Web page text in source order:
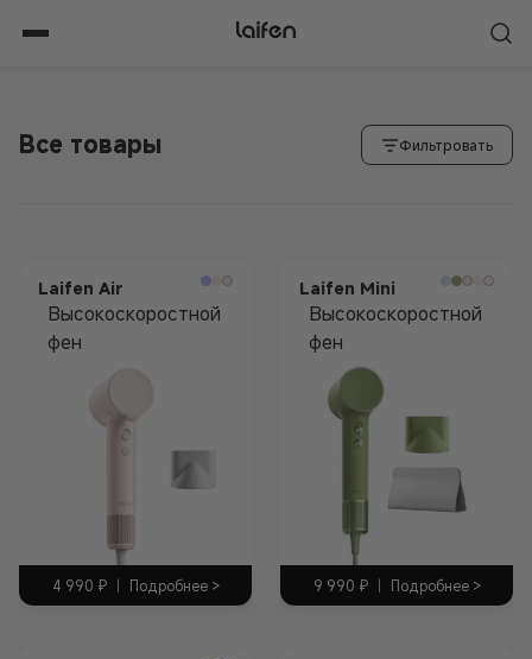
Все товары Фильтровать
Laifen Air
Высокоскоростной
фен
4 990 ₽ | Подробнее >
Laifen Mini
Высокоскоростной
фен
9 990 ₽ | Подробнее >